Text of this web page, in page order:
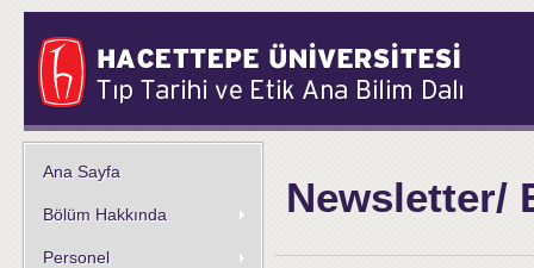
Ana Sayfa
Bölüm Hakkında
Personel
Newsletter/